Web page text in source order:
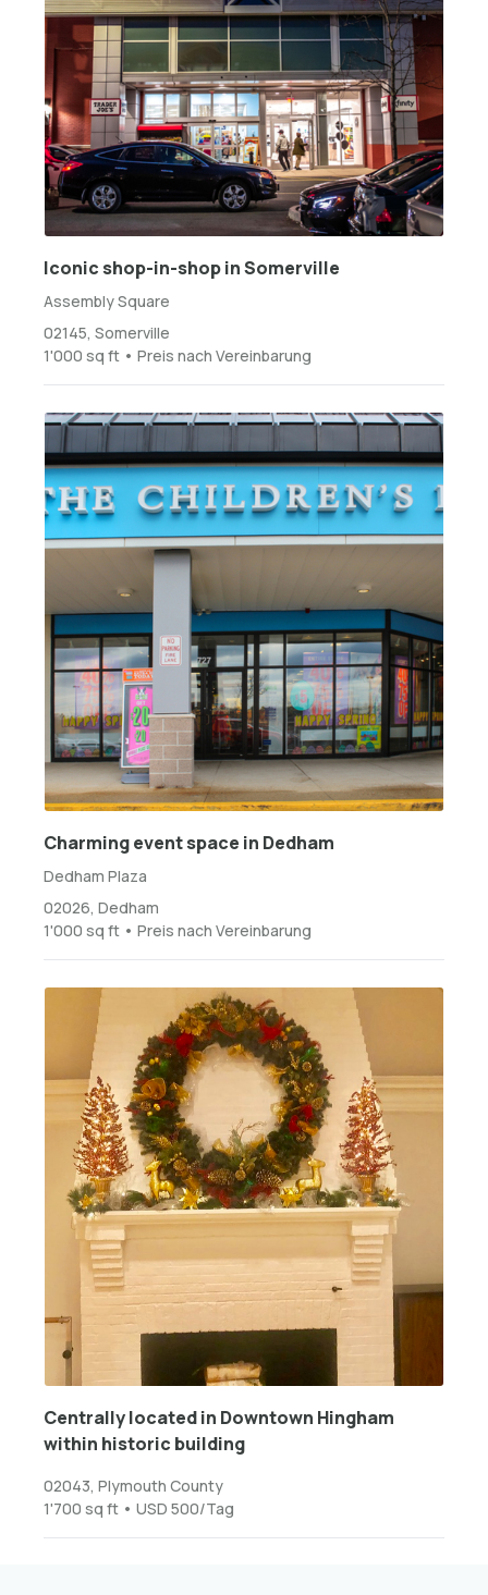
Iconic shop-in-shop in Somerville
Assembly Square
02145, Somerville
1'000 sq ft • Preis nach Vereinbarung
Charming event space in Dedham
Dedham Plaza
02026, Dedham
1'000 sq ft • Preis nach Vereinbarung
Centrally located in Downtown Hingham
within historic building
02043, Plymouth County
1'700 sq ft • USD 500/Tag